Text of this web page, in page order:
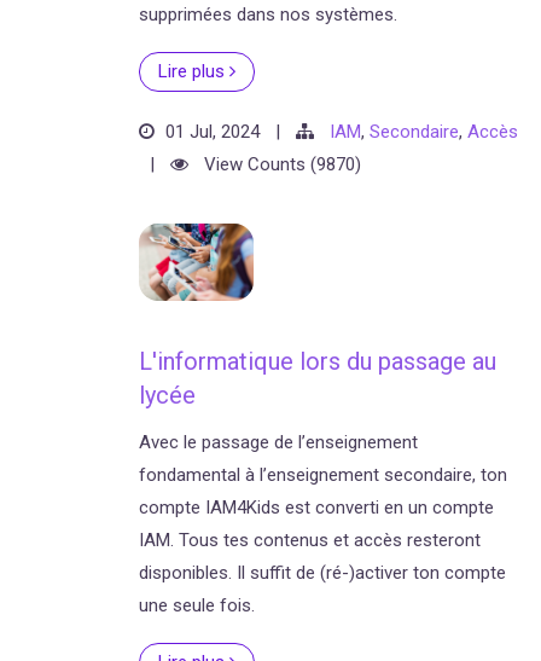
supprimées dans nos systèmes.
Lire plus
01 Jul, 2024 | IAM, Secondaire, Accès
|
View Counts (9870)
L'informatique lors du passage au
lycée
Avec le passage de l’enseignement
fondamental à l’enseignement secondaire, ton
compte IAM4Kids est converti en un compte
IAM. Tous tes contenus et accès resteront
disponibles. Il suffit de (ré-)activer ton compte
une seule fois.